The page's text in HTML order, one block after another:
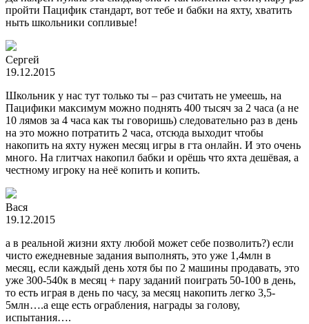
пройти Пацифик стандарт, вот тебе и бабки на яхту, хватить
ныть школьники сопливые!
Сергей
19.12.2015
Школьник у нас тут только ты – раз считать не умеешь, на
Пацифики максимум можно поднять 400 тысяч за 2 часа (а не
10 лямов за 4 часа как ты говоришь) следовательно раз в день
на это можно потратить 2 часа, отсюда выходит чтобы
накопить на яхту нужен месяц игры в гта онлайн. И это очень
много. На глитчах накопил бабки и орёшь что яхта дешёвая, а
честному игроку на неё копить и копить.
Вася
19.12.2015
а в реальной жизни яхту любой может себе позволить?) если
чисто ежедневные задания выполнять, это уже 1,4млн в
месяц, если каждый день хотя бы по 2 машины продавать, это
уже 300-540к в месяц + пару заданий поиграть 50-100 в день,
то есть играя в день по часу, за месяц накопить легко 3,5-
5млн….а еще есть ограбления, награды за голову,
испытания….